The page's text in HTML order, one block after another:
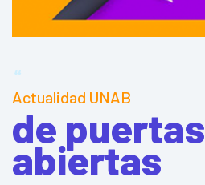
Actualidad UNAB
de puertas
abiertas